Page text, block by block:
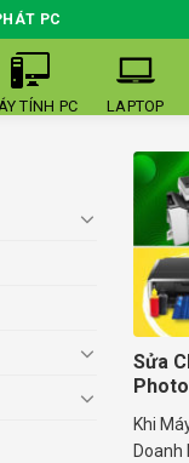
PC
TÍNH PC LAPTOP
Sửa
Khi
Doanh